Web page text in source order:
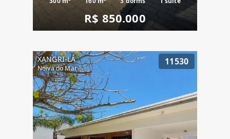
R$ 850.000
XANGRI-LÁ
Noiva do Mar
11530